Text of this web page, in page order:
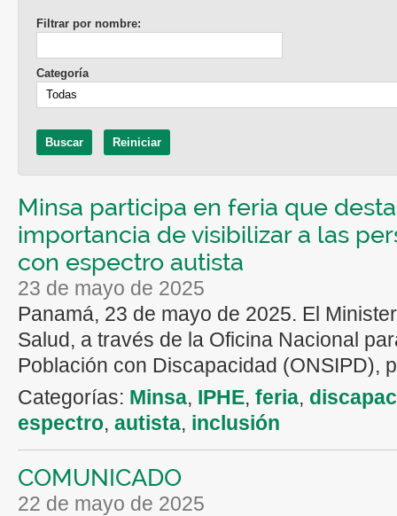
Filtrar por nombre:
Categoría
Minsa participa en feria que
importancia de visibilizar a las
con espectro autista
23 de mayo de 2025
Panamá, 23 de mayo de 2025. El
Salud, a través de la Oficina Nacional
Población con Discapacidad (ONSIPD),
Categorías: Minsa, IPHE, feria,
espectro, autista, inclusión
COMUNICADO
22 de mayo de 2025